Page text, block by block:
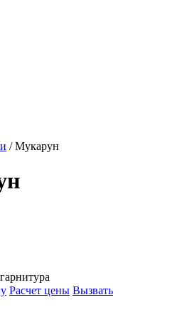
/ Мукарун
Расчет цены Вызвать